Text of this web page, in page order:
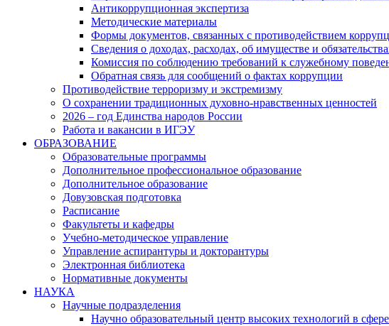
Антикоррупционная экспертиза
Методические материалы
Формы документов, связанных с противодействием
Сведения о доходах, расходах, об имуществе и
Комиссия по соблюдению требований к служебному
Обратная связь для сообщений о фактах коррупции
Противодействие терроризму и экстремизму
О сохранении традиционных духовно-нравственных ценностей
2026 – год Единства народов России
Работа и вакансии в ИГЭУ
ОБРАЗОВАНИЕ
Образовательные программы
Дополнительное профессиональное образование
Дополнительное образование
Довузовская подготовка
Расписание
Факультеты и кафедры
Учебно-методическое управление
Управление аспирантуры и докторантуры
Электронная библиотека
Нормативные документы
НАУКА
Научные подразделения
Научно образовательный центр высоких технологий в